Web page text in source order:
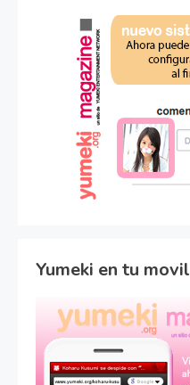
Yumeki en tu movil